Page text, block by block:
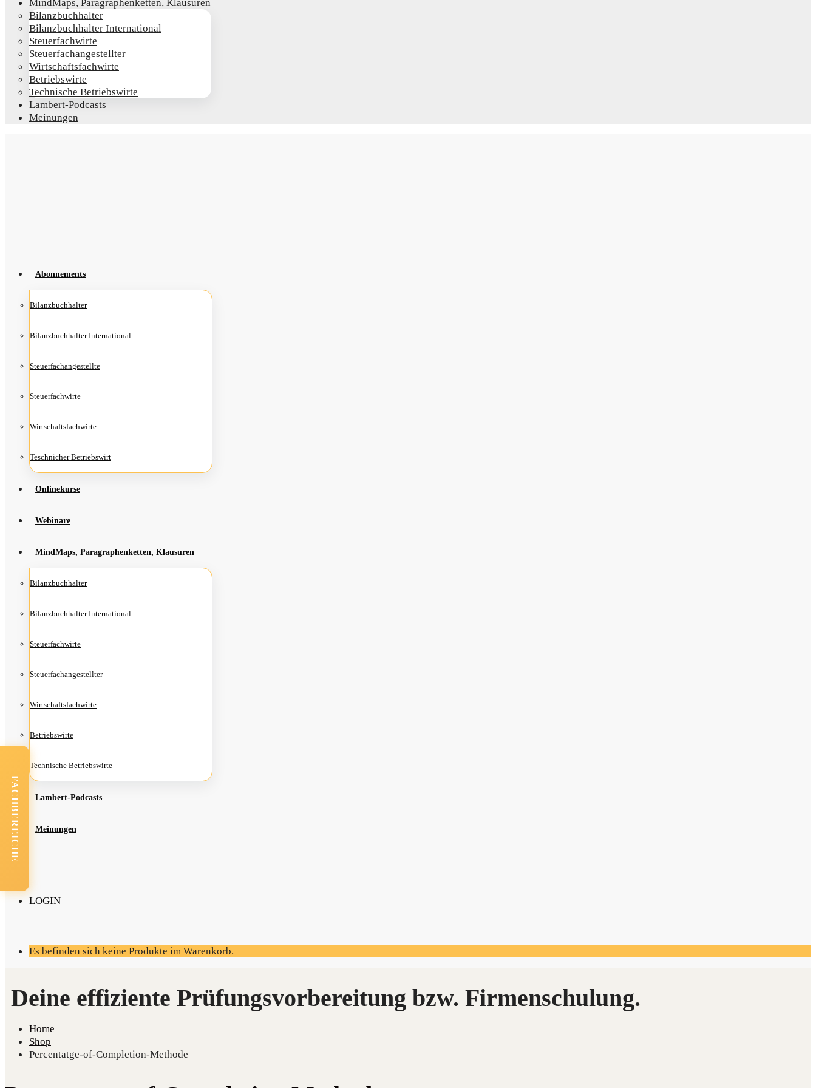
Mind­Maps, Para­gra­phen­ket­ten, Klausuren
Bilanz­buch­hal­ter
Bilanz­buch­hal­ter International
Steu­er­fach­wir­te
Steu­er­fach­an­ge­stell­ter
Wirt­schafts­fach­wir­te
Betriebs­wir­te
Tech­ni­sche Betriebswirte
Lam­­bert-Pod­­casts
Mei­nun­gen
Abon­ne­ments
Bilanz­buch­hal­ter
Bilanz­buch­hal­ter International
Steu­er­fach­an­ge­stell­te
Steu­er­fach­wir­te
Wirt­schafts­fach­wir­te
Teschni­cher Betriebswirt
Online­kur­se
Web­i­na­re
Mind­Maps, Para­gra­phen­ket­ten, Klausuren
Bilanz­buch­hal­ter
Bilanz­buch­hal­ter International
Steu­er­fach­wir­te
Steu­er­fach­an­ge­stell­ter
Wirt­schafts­fach­wir­te
Betriebs­wir­te
Tech­ni­sche Betriebswirte
Lam­­bert-Pod­­casts
Mei­nun­gen
LOGIN
Es befinden sich keine Produkte im Warenkorb.
Home
Shop
Percentatge-of-Completion-Methode
FACHBEREICHE